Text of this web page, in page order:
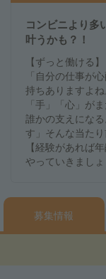
コンビニより多
叶うかも？！
【ずっと働ける
「自分の仕事が
持ちありますよ
「手」「心」が
誰かの支えにな
す」そんな当た
【経験があれば
やっていきましょ
募集情報